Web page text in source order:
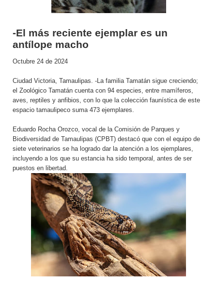
-El más reciente ejemplar es un
antílope macho
Octubre 24 de 2024
Ciudad Victoria, Tamaulipas. -La familia Tamatán sigue creciendo;
el Zoológico Tamatán cuenta con 94 especies, entre mamíferos,
aves, reptiles y anfibios, con lo que la colección faunística de este
espacio tamaulipeco suma 473 ejemplares.
Eduardo Rocha Orozco, vocal de la Comisión de Parques y
Biodiversidad de Tamaulipas (CPBT) destacó que con el equipo de
siete veterinarios se ha logrado dar la atención a los ejemplares,
incluyendo a los que su estancia ha sido temporal, antes de ser
puestos en libertad.